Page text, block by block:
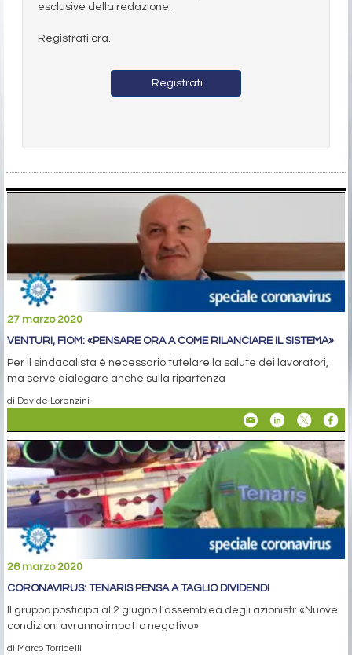
esclusive della redazione.
Registrati ora.
Registrati
27 marzo 2020
VENTURI, FIOM: «PENSARE ORA A COME RILANCIARE IL SISTEMA»
Per il sindacalista è necessario tutelare la salute dei lavoratori,
ma serve dialogare anche sulla ripartenza
di Davide Lorenzini
26 marzo 2020
CORONAVIRUS: TENARIS PENSA A TAGLIO DIVIDENDI
Il gruppo posticipa al 2 giugno l’assemblea degli azionisti: «Nuove
condizioni avranno impatto negativo»
di Marco Torricelli